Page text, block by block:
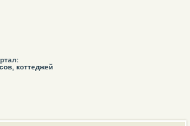
коттеджей